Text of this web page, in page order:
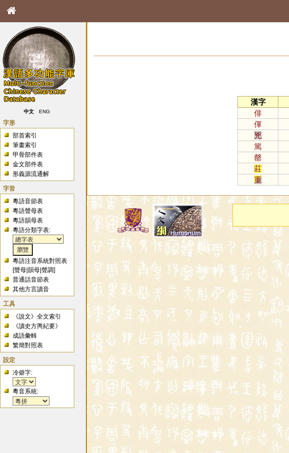
中文 ENG
字形
部首索引
筆畫索引
甲骨部件表
金文部件表
形義源流通解
字音
粵語音節表
粵語聲母表
粵語韻母表
粵語分類字表:
粵語注音系統對照表
[聲母 |韻母 |聲調]
普通話音節表
其他方言讀音
工具
《說文》全文索引
《讀史方輿紀要》
成語彙輯
繁簡對照表
設定
冷僻字:
粵音系統:
漢字
俳
僤
兇
篤
罄
莊
重